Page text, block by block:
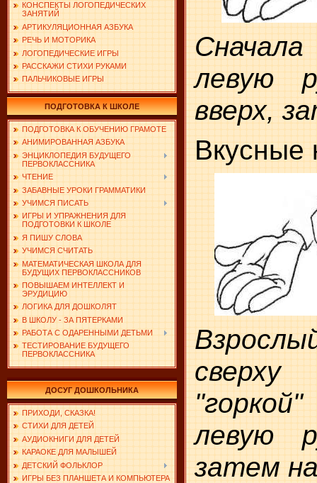
КОНСПЕКТЫ ЛОГОПЕДИЧЕСКИХ
ЗАНЯТИЙ
АРТИКУЛЯЦИОННАЯ АЗБУКА
РЕЧЬ И МОТОРИКА
ЛОГОПЕДИЧЕСКИЕ ИГРЫ
РАССКАЖИ СТИХИ РУКАМИ
ПАЛЬЧИКОВЫЕ ИГРЫ
ПОДГОТОВКА К ШКОЛЕ
ПОДГОТОВКА К ОБУЧЕНИЮ ГРАМОТЕ
АНИМИРОВАННАЯ АЗБУКА
ЭНЦИКЛОПЕДИЯ БУДУЩЕГО
ПЕРВОКЛАССНИКА
ЧТЕНИЕ
ЗАБАВНЫЕ УРОКИ ГРАММАТИКИ
УЧИМСЯ ПИСАТЬ
ИГРЫ И УПРАЖНЕНИЯ ДЛЯ
ПОДГОТОВКИ К ШКОЛЕ
Я ПИШУ СЛОВА
УЧИМСЯ СЧИТАТЬ
МАТЕМАТИЧЕСКАЯ ШКОЛА ДЛЯ
БУДУЩИХ ПЕРВОКЛАССНИКОВ
ПОВЫШАЕМ ИНТЕЛЛЕКТ И
ЭРУДИЦИЮ
ЛОГИКА ДЛЯ ДОШКОЛЯТ
В ШКОЛУ - ЗА ПЯТЕРКАМИ
РАБОТА С ОДАРЕННЫМИ ДЕТЬМИ
ТЕСТИРОВАНИЕ БУДУЩЕГО
ПЕРВОКЛАССНИКА
ДОСУГ ДОШКОЛЬНИКА
ПРИХОДИ, СКАЗКА!
СТИХИ ДЛЯ ДЕТЕЙ
АУДИОКНИГИ ДЛЯ ДЕТЕЙ
КАРАОКЕ ДЛЯ МАЛЫШЕЙ
ДЕТСКИЙ ФОЛЬКЛОР
ИГРЫ БЕЗ ПЛАНШЕТА И КОМПЬЮТЕРА
левую
вверх,
Вкусные
левую
затем